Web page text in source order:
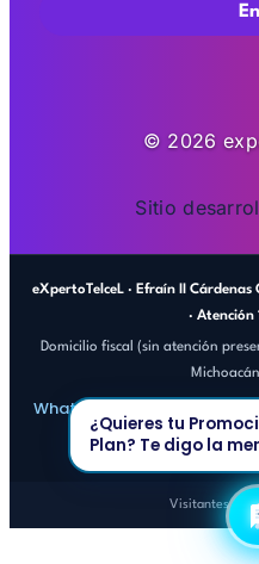
© 2026
Sitio
eXpertoTelceL · Efraín II
· Atención
Domicilio fiscal (sin atención
WhatsApp 443 686 0710
Aviso
Visitantes
¿Quieres tu
Plan? Te digo la